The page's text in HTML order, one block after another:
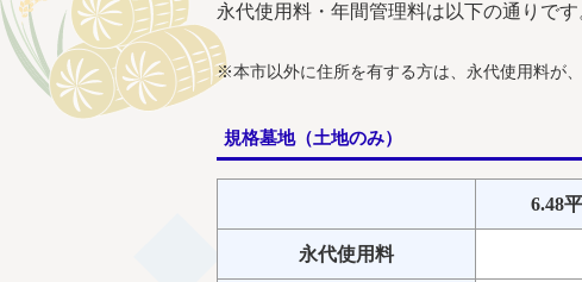
永代使用料・年間管理料は以下の通りです
※本市以外に住所を有する方は、永代使用料が
規格墓地（土地のみ）
6.48
永代使用料